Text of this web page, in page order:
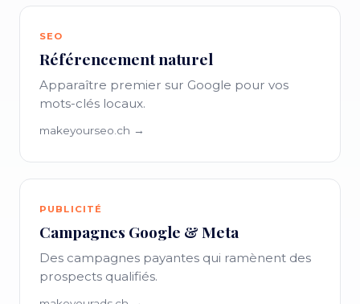
SEO
Référencement naturel
Apparaître premier sur Google pour vos
mots-clés locaux.
makeyourseo.ch →
PUBLICITÉ
Campagnes Google & Meta
Des campagnes payantes qui ramènent des
prospects qualifiés.